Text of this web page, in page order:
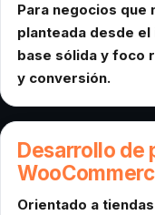
Para negocios que
planteada desde
base sólida y foco
y conversión.
Desarrollo de
Orientado a